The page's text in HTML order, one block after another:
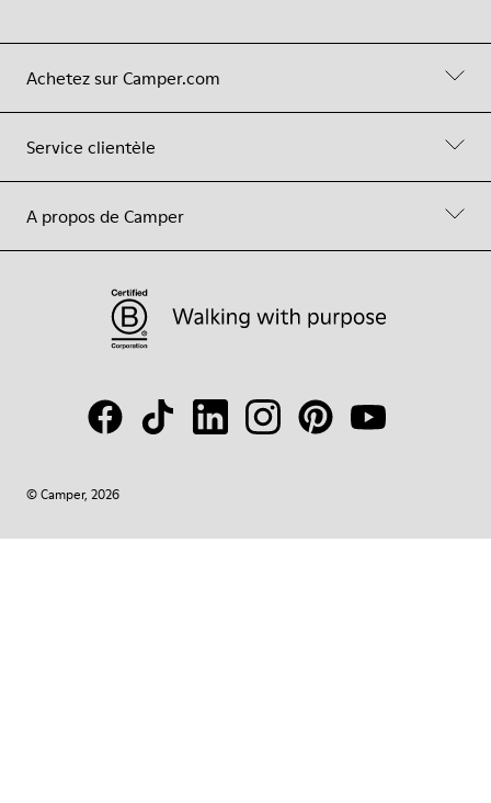
Achetez sur Camper.com
Service clientèle
A propos de Camper
© Camper, 2026